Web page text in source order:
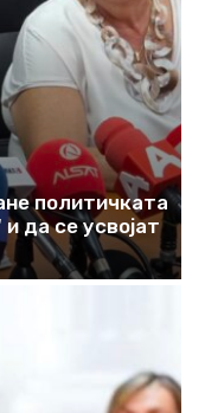
политичката
да се усвојат